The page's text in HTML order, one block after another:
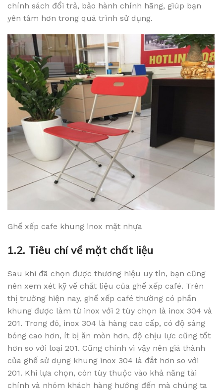
chính sách đổi trả, bảo hành chính hãng, giúp bạn
yên tâm hơn trong quá trình sử dụng.
Ghế xếp cafe khung inox mặt nhựa
1.2. Tiêu chí về mặt chất liệu
Sau khi đã chọn được thương hiệu uy tín, bạn cũng
nên xem xét kỹ về chất liệu của ghế xếp café. Trên
thị trường hiện nay, ghế xếp café thường có phần
khung được làm từ inox với 2 tùy chọn là inox 304 và
201. Trong đó, inox 304 là hàng cao cấp, có độ sáng
bóng cao hơn, ít bị ăn mòn hơn, độ chịu lực cũng tốt
hơn so với loại 201. Cũng chính vì vậy nên giá thành
của ghế sử dụng khung inox 304 là đắt hơn so với
201. Khi lựa chọn, còn tùy thuộc vào khả năng tài
chính và nhóm khách hàng hướng đến mà chúng ta